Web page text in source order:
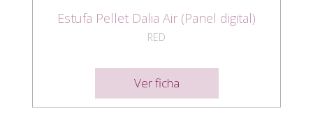
Estufa Pellet Dalia Air (Panel digital)
RED
Ver ficha